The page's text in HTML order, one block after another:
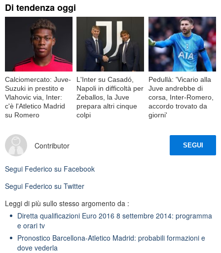
Di tendenza oggi
Calciomercato: Juve-
Suzuki in prestito e
Vlahovic via, Inter:
c'è l'Atletico Madrid
su Romero
L'Inter su Casadó,
Napoli in difficoltà per
Zeballos, la Juve
prepara altri cinque
colpi
Pedullà: 'Vicario alla
Juve andrebbe di
corsa, Inter-Romero,
accordo trovato da
giorni'
Contributor SEGUI
Segui Federico su Facebook
Segui Federico su Twitter
Leggi di più sullo stesso argomento da :
Diretta qualificazioni Euro 2016 8 settembre 2014: programma
e orari tv
Pronostico Barcellona-Atletico Madrid: probabili formazioni e
dove vederla